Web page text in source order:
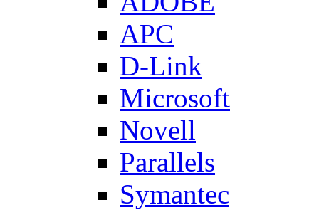
APC
D-Link
Microsoft
Novell
Parallels
Symantec